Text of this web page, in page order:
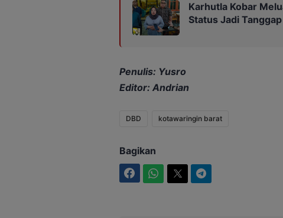
Karhutla Kobar
Status Jadi
Penulis: Yusro
Editor: Andrian
DBD kotawaringin barat
Bagikan